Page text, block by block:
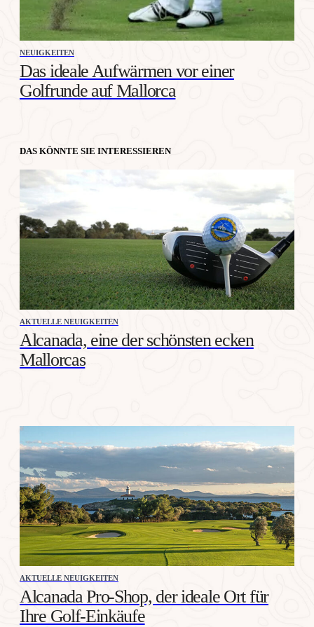
NEUIGKEITEN
Das ideale Aufwärmen vor einer
Golfrunde auf Mallorca
DAS KÖNNTE SIE INTERESSIEREN
AKTUELLE NEUIGKEITEN
Alcanada, eine der schönsten ecken
Mallorcas
AKTUELLE NEUIGKEITEN
Alcanada Pro-Shop, der ideale Ort für
Ihre Golf-Einkäufe